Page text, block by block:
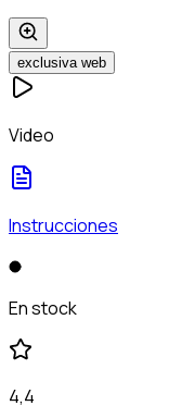
exclusiva web
Video
Instrucciones
En stock
4,4